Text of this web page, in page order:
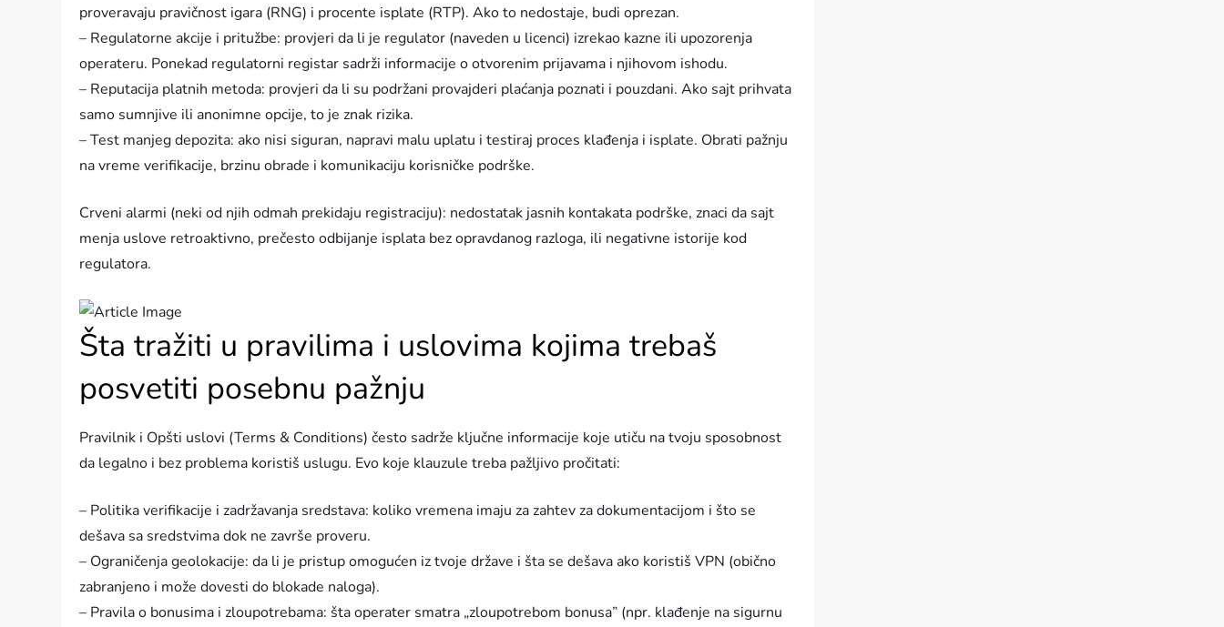
proveravaju pravičnost igara (RNG) i procente isplate (RTP). Ako to nedostaje, budi oprezan.
– Regulatorne akcije i pritužbe: provjeri da li je regulator (naveden u licenci) izrekao kazne ili upozorenja
operateru. Ponekad regulatorni registar sadrži informacije o otvorenim prijavama i njihovom ishodu.
– Reputacija platnih metoda: provjeri da li su podržani provajderi plaćanja poznati i pouzdani. Ako sajt prihvata
samo sumnjive ili anonimne opcije, to je znak rizika.
– Test manjeg depozita: ako nisi siguran, napravi malu uplatu i testiraj proces klađenja i isplate. Obrati pažnju
na vreme verifikacije, brzinu obrade i komunikaciju korisničke podrške.
Crveni alarmi (neki od njih odmah prekidaju registraciju): nedostatak jasnih kontakata podrške, znaci da sajt
menja uslove retroaktivno, prečesto odbijanje isplata bez opravdanog razloga, ili negativne istorije kod
regulatora.
Šta tražiti u pravilima i uslovima kojima trebaš
posvetiti posebnu pažnju
Pravilnik i Opšti uslovi (Terms & Conditions) često sadrže ključne informacije koje utiču na tvoju sposobnost
da legalno i bez problema koristiš uslugu. Evo koje klauzule treba pažljivo pročitati:
– Politika verifikacije i zadržavanja sredstava: koliko vremena imaju za zahtev za dokumentacijom i što se
dešava sa sredstvima dok ne završe proveru.
– Ograničenja geolokacije: da li je pristup omogućen iz tvoje države i šta se dešava ako koristiš VPN (obično
zabranjeno i može dovesti do blokade naloga).
– Pravila o bonusima i zloupotrebama: šta operater smatra „zloupotrebom bonusa” (npr. klađenje na sigurnu